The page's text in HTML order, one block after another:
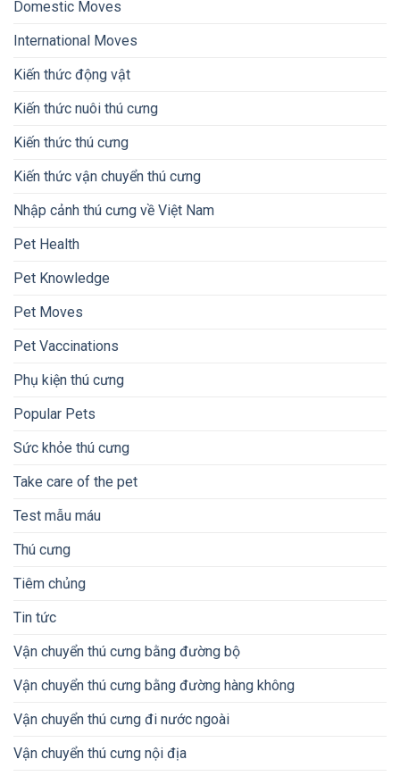
Domestic Moves
International Moves
Kiến thức động vật
Kiến thức nuôi thú cưng
Kiến thức thú cưng
Kiến thức vận chuyển thú cưng
Nhập cảnh thú cưng về Việt Nam
Pet Health
Pet Knowledge
Pet Moves
Pet Vaccinations
Phụ kiện thú cưng
Popular Pets
Sức khỏe thú cưng
Take care of the pet
Test mẫu máu
Thú cưng
Tiêm chủng
Tin tức
Vận chuyển thú cưng bằng đường bộ
Vận chuyển thú cưng bằng đường hàng không
Vận chuyển thú cưng đi nước ngoài
Vận chuyển thú cưng nội địa